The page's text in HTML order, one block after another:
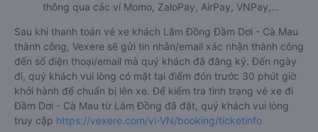
thông qua các ví Momo, ZaloPay, AirPay, VNPay,…
Sau khi thanh toán vé xe khách Lâm Đồng Đầm Dơi - Cà Mau
thành công, Vexere sẽ gửi tin nhắn/email xác nhận thành công
đến số điện thoại/email mà quý khách đã đăng ký. Đến ngày
đi, quý khách vui lòng có mặt tại điểm đón trước 30 phút giờ
khởi hành để chuẩn bị lên xe. Để kiểm tra tình trạng vé xe đi
Đầm Dơi - Cà Mau từ Lâm Đồng đã đặt, quý khách vui lòng
truy cập https://vexere.com/vi-VN/booking/ticketinfo